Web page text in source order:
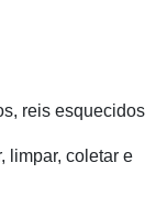
reis esquecidos
limpar, coletar e